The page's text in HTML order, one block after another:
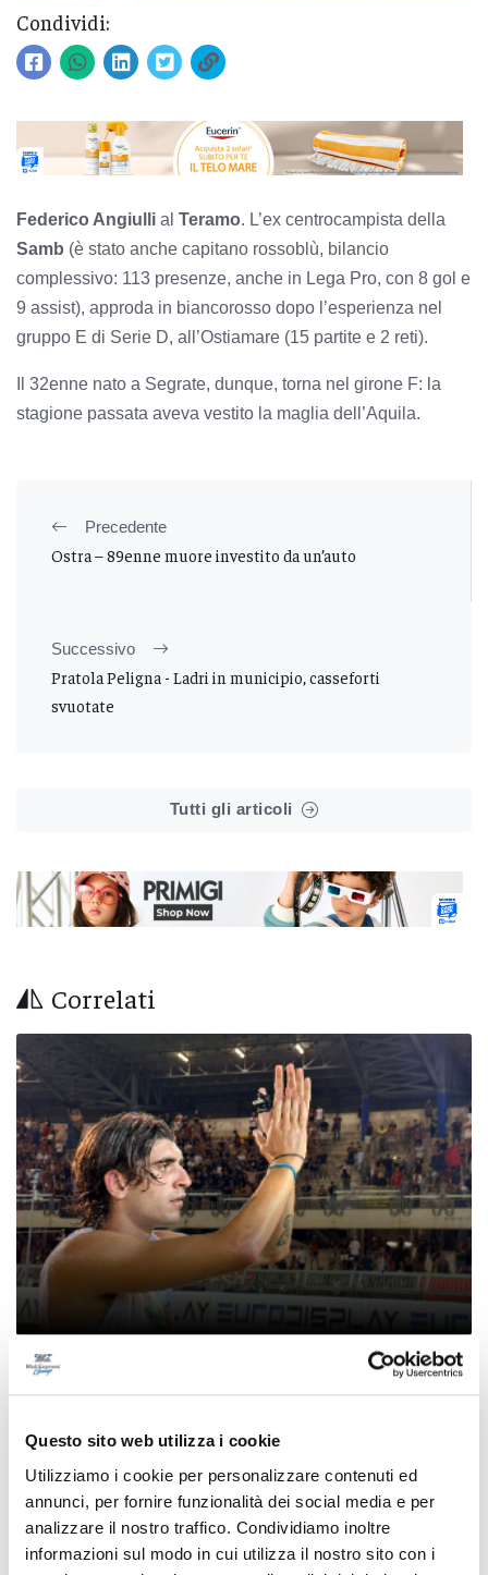
Questo sito web utilizza i cookie
Utilizziamo i cookie per personalizzare contenuti ed
annunci, per fornire funzionalità dei social media e per
analizzare il nostro traffico. Condividiamo inoltre
informazioni sul modo in cui utilizza il nostro sito con i
Condividi:
Federico Angiulli al Teramo. L’ex centrocampista della
Samb (è stato anche capitano rossoblù, bilancio
complessivo: 113 presenze, anche in Lega Pro, con 8 gol e
9 assist), approda in biancorosso dopo l’esperienza nel
gruppo E di Serie D, all’Ostiamare (15 partite e 2 reti).
Il 32enne nato a Segrate, dunque, torna nel girone F: la
stagione passata aveva vestito la maglia dell’Aquila.
Precedente
Ostra – 89enne muore investito da un’auto
Successivo
Pratola Peligna - Ladri in municipio, casseforti
svuotate
Tutti gli articoli
Correlati
Samb-Lanciano 4-0, entrano Sgarbi e Perrotta
e cambia tutto, doppietta di Faggioli